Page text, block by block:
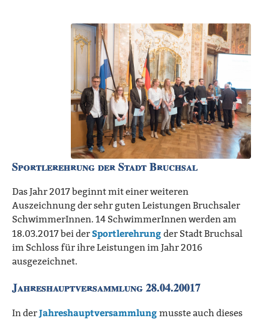
Sportlerehrung der Stadt Bruchsal
Das Jahr 2017 beginnt mit einer weiteren
Auszeichnung der sehr guten Leistungen Bruchsaler
SchwimmerInnen. 14 SchwimmerInnen werden am
18.03.2017 bei der Sportlerehrung der Stadt Bruchsal
im Schloss für ihre Leistungen im Jahr 2016
ausgezeichnet.
Jahreshauptversammlung 28.04.20017
In derJahreshauptversammlung musste auch dieses